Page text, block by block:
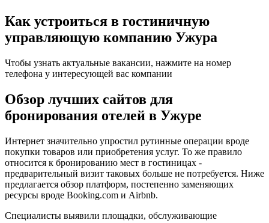
Как устроиться в гостиничную
управляющую компанию Ужура
Чтобы узнать актуальные вакансии, нажмите на номер
телефона у интересующей вас компании
Обзор лучших сайтов для
бронирования отелей в Ужуре
Интернет значительно упростил рутинные операции вроде
покупки товаров или приобретения услуг. То же правило
относится к бронированию мест в гостиницах -
предварительный визит таковых больше не потребуется. Ниже
предлагается обзор платформ, постепенно заменяющих
ресурсы вроде Booking.com и Airbnb.
Специалисты выявили площадки, обслуживающие